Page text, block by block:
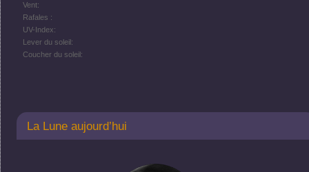
Vent:
Rafales :
UV-Index:
Lever du soleil:
Coucher du soleil:
La Lune aujourd’hui